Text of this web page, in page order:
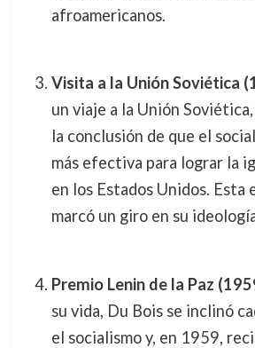
afroamericanos.
Visita a la Unión Soviética
un viaje a la Unión
la conclusión de que el
más efectiva para lograr la
en los Estados Unidos. Esta
marcó un giro en su
Premio Lenin de la Paz
su vida, Du Bois se inclinó
el socialismo y, en 1959,